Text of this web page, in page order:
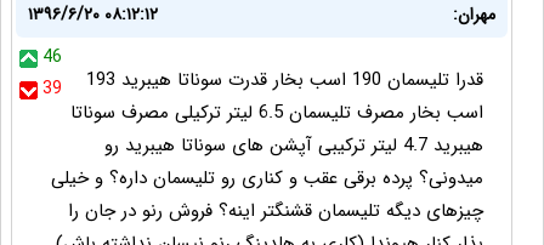
مهران:
۱۳۹۶/۶/۲۰ ۰۸:۱۲:۱۲
46
39
قدرا تلیسمان 190 اسب بخار قدرت سوناتا هیبرید 193
اسب بخار مصرف تلیسمان 6.5 لیتر ترکیلی مصرف سوناتا
هیبرید 4.7 لیتر ترکیبی آپشن های سوناتا هیبرید رو
میدونی؟ پرده برقی عقب و کناری رو تلیسمان داره؟ و خیلی
چیزهای دیگه تلیسمان قشنگتر اینه؟ فروش رنو در جان را